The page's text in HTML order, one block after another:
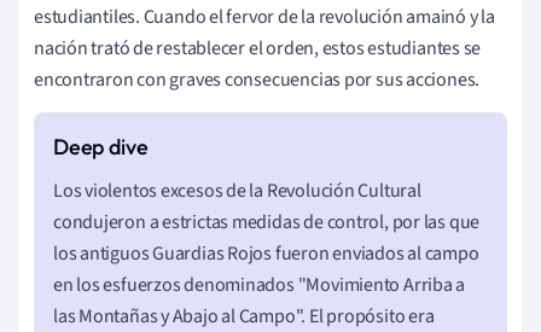
estudiantiles. Cuando el fervor de la revolución amainó y la
nación trató de restablecer el orden, estos estudiantes se
encontraron con graves consecuencias por sus acciones.
Los violentos excesos de la Revolución Cultural
condujeron a estrictas medidas de control, por las que
los antiguos Guardias Rojos fueron enviados al campo
en los esfuerzos denominados "Movimiento Arriba a
las Montañas y Abajo al Campo". El propósito era